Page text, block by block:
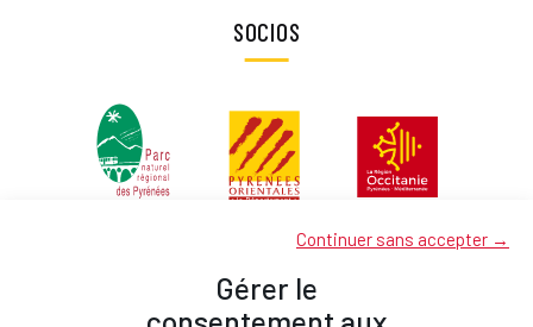
Gérer le
Continuer sans accepter →
SOCIOS